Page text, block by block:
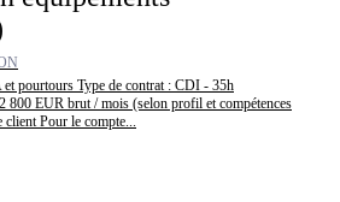
pourtours Type de contrat : CDI - 35h
800 EUR brut / mois (selon profil et compétences
Pour le compte...